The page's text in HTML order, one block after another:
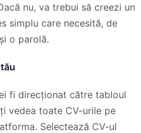
nu, va trebui să creezi un
simplu care necesită, de
o parolă.
fi direcționat către tabloul
vedea toate CV-urile pe
Selectează CV-ul